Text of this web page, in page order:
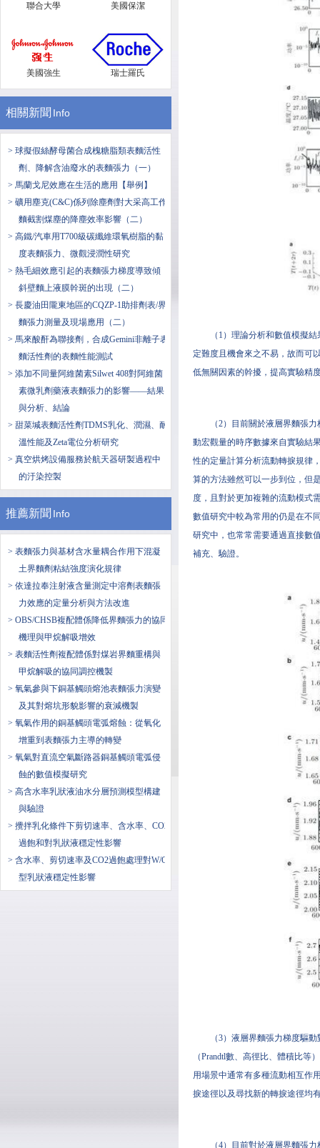
聯合大學 美國保潔
美國強生 瑞士羅氏
相關新聞 Info
> 球擬假絲酵母菌合成槐糖脂類表麵活性
劑、降解含油廢水的表麵張力（一）
> ​馬蘭戈尼效應在生活的應用【舉例】
> 礦用塵克(C&C)係列除塵劑對大采高工作
麵截割煤塵的降塵效率影響（二）
> 高鐵/汽車用T700級碳纖維環氧樹脂的黏
度表麵張力、微觀浸潤性研究
> 熱毛細效應引起的表麵張力梯度導致傾
斜壁麵上液膜幹斑的出現（二）
> 長慶油田隴東地區的CQZP-1助排劑表/界
麵張力測量及現場應用（二）
> 馬來酸酐為聯接劑，合成Gemini非離子表
麵活性劑的表麵性能測試
> 添加不同量阿維菌素Silwet 408對阿維菌
素微乳劑藥液表麵張力的影響——結果
與分析、結論
> 甜菜堿表麵活性劑TDMS乳化、潤濕、耐
溫性能及Zeta電位分析研究
> 真空烘烤設備服務於航天器研製過程中
的汙染控製
推薦新聞 Info
> 表麵張力與基材含水量耦合作用下混凝
土界麵劑粘結強度演化規律
> 依達拉奉注射液含量測定中溶劑表麵張
力效應的定量分析與方法改進
> OBS/CHSB複配體係降低界麵張力的協同
機理與甲烷解吸增效
> 表麵活性劑複配體係對煤岩界麵重構與
甲烷解吸的協同調控機製
> 氧氣參與下銅基觸頭熔池表麵張力演變
及其對熔坑形貌影響的衰減機製
> 氧氣作用的銅基觸頭電弧熔蝕：從氧化
增重到表麵張力主導的轉變
> 氧氣對直流空氣斷路器銅基觸頭電弧侵
蝕的數值模擬研究
> 高含水率乳狀液油水分層預測模型構建
與驗證
> 攪拌乳化條件下剪切速率、含水率、CO2
過飽和對乳狀液穩定性影響
> 含水率、剪切速率及CO2過飽處理對W/O
型乳狀液穩定性影響
（1）理論分析和數值模擬
定難度且機會來之不易，故而可
低無關因素的幹擾，提高實驗精
（2）目前關於液層界麵張
動宏觀量的時序數據來自實驗結
性的定量計算分析流動轉捩規律
算的方法雖然可以一步到位，但
度，且對於更加複雜的流動模式
數值研究中較為常用的仍是在不
研究中，也常常需要通過直接數
補充、驗證。
（3）液層界麵張力梯度驅
（Prandtl數、高徑比、體積比
用場景中通常有多種流動相互作
捩途徑以及尋找新的轉捩途徑均
（4）目前對於液層界麵張